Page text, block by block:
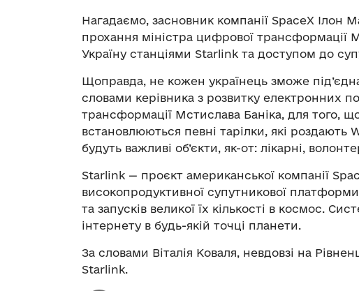
Нагадаємо, засновник компанії SpaceX Ілон
прохання міністра цифрової трансформації
Україну станціями Starlink та доступом до
Щоправда, не кожен українець зможе
словами керівника з розвитку електронних
трансформації Мстислава Баніка, для того,
встановлюються певні тарілки, які
будуть важливі об’єкти, як-от: лікарні,
Starlink — проєкт американської компанії
високопродуктивної супутникової платформи
та запусків великої їх кількості в космос.
інтернету в будь-якій точці планети.
За словами Віталія Коваля, невдовзі на
Starlink.